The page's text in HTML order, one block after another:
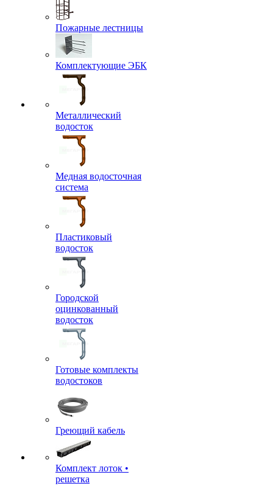
Пожарные лестницы
Комплектующие ЭБК
Металлический
водосток
Медная водосточная
система
Пластиковый
водосток
Городской
оцинкованный
водосток
Готовые комплекты
водостоков
Греющий кабель
Комплект лоток •
решетка